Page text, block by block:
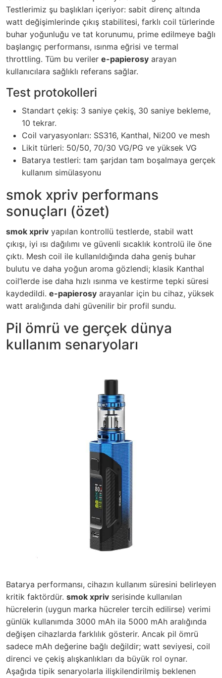
Testlerimiz şu başlıkları içeriyor: sabit direnç altında
watt değişimlerinde çıkış stabilitesi, farklı coil türlerinde
buhar yoğunluğu ve tat korunumu, prime edilmeye bağlı
başlangıç performansı, ısınma eğrisi ve termal
throttling. Tüm bu veriler e-papierosy arayan
kullanıcılara sağlıklı referans sağlar.
Test protokolleri
Standart çekiş: 3 saniye çekiş, 30 saniye bekleme,
10 tekrar.
Coil varyasyonları: SS316, Kanthal, Ni200 ve mesh
Likit türleri: 50/50, 70/30 VG/PG ve yüksek VG
Batarya testleri: tam şarjdan tam boşalmaya gerçek
kullanım simülasyonu
smok xpriv performans
sonuçları (özet)
smok xpriv yapılan kontrollü testlerde, stabil watt
çıkışı, iyi ısı dağılımı ve güvenli sıcaklık kontrolü ile öne
çıktı. Mesh coil ile kullanıldığında daha geniş buhar
bulutu ve daha yoğun aroma gözlendi; klasik Kanthal
coil’lerde ise daha hızlı ısınma ve kestirme tepki süresi
kaydedildi. e-papierosy arayanlar için bu cihaz, yüksek
watt aralığında dahi güvenilir bir profil sundu.
Pil ömrü ve gerçek dünya
kullanım senaryoları
Batarya performansı, cihazın kullanım süresini belirleyen
kritik faktördür. smok xpriv serisinde kullanılan
hücrelerin (uygun marka hücreler tercih edilirse) verimi
günlük kullanımda 3000 mAh ila 5000 mAh aralığında
değişen cihazlarda farklılık gösterir. Ancak pil ömrü
sadece mAh değerine bağlı değildir; watt seviyesi, coil
direnci ve çekiş alışkanlıkları da büyük rol oynar.
Aşağıda tipik senaryolarla ilişkilendirilmiş beklenen